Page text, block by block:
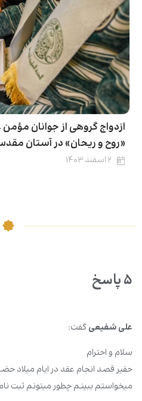
ازدواج گروهی از جوانان
«روح و ریحان» در آستان
۲ اسفند ۱۴۰۳
۵ پاسخ
علی شفیعیگفت:
سلام و احترام
میخواستم ببینم چطور میتونم ثبت